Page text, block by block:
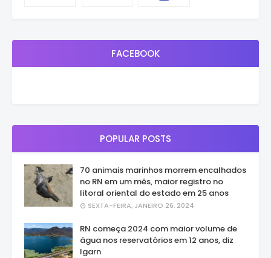
FACEBOOK
POPULAR POSTS
70 animais marinhos morrem encalhados
no RN em um mês, maior registro no
litoral oriental do estado em 25 anos
SEXTA-FEIRA, JANEIRO 26, 2024
RN começa 2024 com maior volume de
água nos reservatórios em 12 anos, diz
Igarn